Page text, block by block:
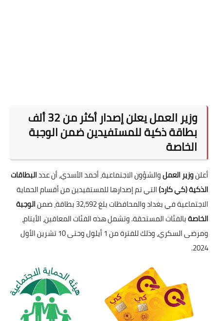
وزير العمل يعلن إصدار أكثر من 32 ألف
بطاقة ذكية للمستفيدين ضمن الوجبة
الخاصة
أعلنوزير العملوالشؤون الاجتماعية، أحمد الأسدي، أن عددالبطاقات
الذكية (كي كارد)التي تم إصدارها للمستفيدين من أقسام الحماية
الاجتماعية في بغداد والمحافظات بلغ 32,592 بطاقة، ضمن
الوجبة
الخاصةبالفئات المستحقة. وتشمل هذه الفئات المعاقين، الأيتام،
ومرضى السكري، وذلك للفترة من 1 أيلول وحتى 10 تشرين الأول
2024.